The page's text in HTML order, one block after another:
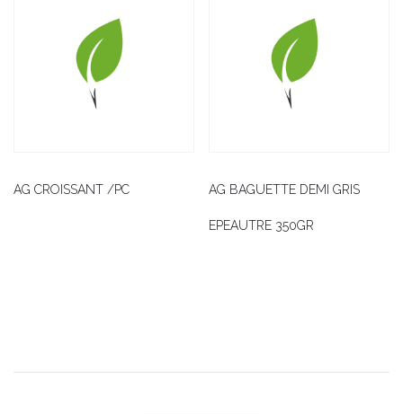
AG CROISSANT /PC AG BAGUETTE DEMI GRIS
EPEAUTRE 350GR